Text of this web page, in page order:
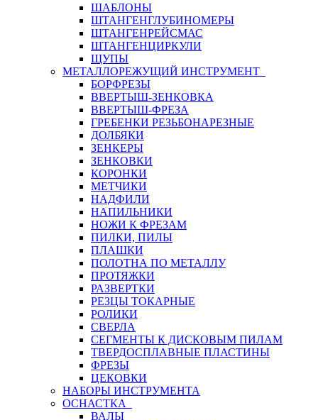
ШАБЛОНЫ
ШТАНГЕНГЛУБИНОМЕРЫ
ШТАНГЕНРЕЙСМАС
ШТАНГЕНЦИРКУЛИ
ЩУПЫ
МЕТАЛЛОРЕЖУЩИЙ ИНСТРУМЕНТ
БОРФРЕЗЫ
ВВЕРТЫШ-ЗЕНКОВКА
ВВЕРТЫШ-ФРЕЗА
ГРЕБЕНКИ РЕЗЬБОНАРЕЗНЫЕ
ДОЛБЯКИ
ЗЕНКЕРЫ
ЗЕНКОВКИ
КОРОНКИ
МЕТЧИКИ
НАДФИЛИ
НАПИЛЬНИКИ
НОЖИ К ФРЕЗАМ
ПИЛКИ, ПИЛЫ
ПЛАШКИ
ПОЛОТНА ПО МЕТАЛЛУ
ПРОТЯЖКИ
РАЗВЕРТКИ
РЕЗЦЫ ТОКАРНЫЕ
РОЛИКИ
СВЕРЛА
СЕГМЕНТЫ К ДИСКОВЫМ ПИЛАМ
ТВЕРДОСПЛАВНЫЕ ПЛАСТИНЫ
ФРЕЗЫ
ЦЕКОВКИ
НАБОРЫ ИНСТРУМЕНТА
ОСНАСТКА
ВАЛЫ